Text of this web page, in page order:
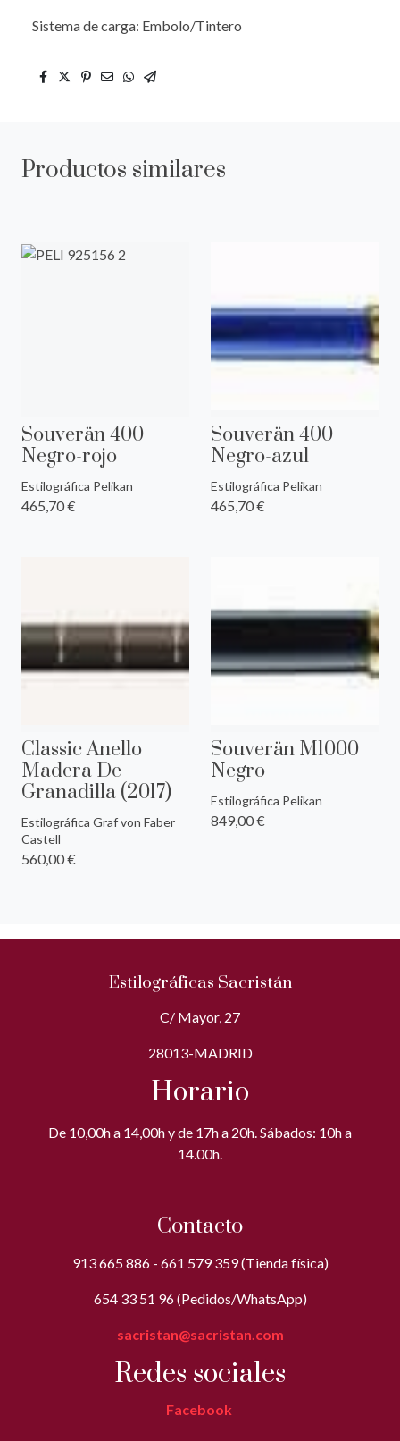
Sistema de carga: Embolo/Tintero
Productos similares
Souverän 400
Negro-rojo
Estilográfica Pelikan
465,70 €
Souverän 400
Negro-azul
Estilográfica Pelikan
465,70 €
Classic Anello
Madera De
Granadilla (2017)
Estilográfica Graf von Faber
Castell
560,00 €
Souverän M1000
Negro
Estilográfica Pelikan
849,00 €
Estilográficas Sacristán
C/ Mayor, 27
28013-MADRID
Horario
De 10,00h a 14,00h y de 17h a 20h. Sábados: 10h a
14.00h.
Contacto
913 665 886 - 661 579 359 (Tienda física)
654 33 51 96 (Pedidos/WhatsApp)
sacristan@sacristan.com
Redes sociales
Facebook